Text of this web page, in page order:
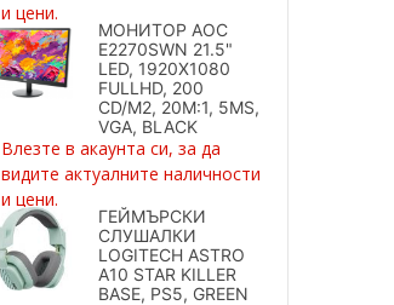
и цени.
МОНИТОР AOC
E2270SWN 21.5"
LED, 1920X1080
FULLHD, 200
CD/M2, 20M:1, 5MS,
VGA, BLACK
Влезте в акаунта си, за да
видите актуалните наличности
и цени.
ГЕЙМЪРСКИ
СЛУШАЛКИ
LOGITECH ASTRO
A10 STAR KILLER
BASE, PS5, GREEN